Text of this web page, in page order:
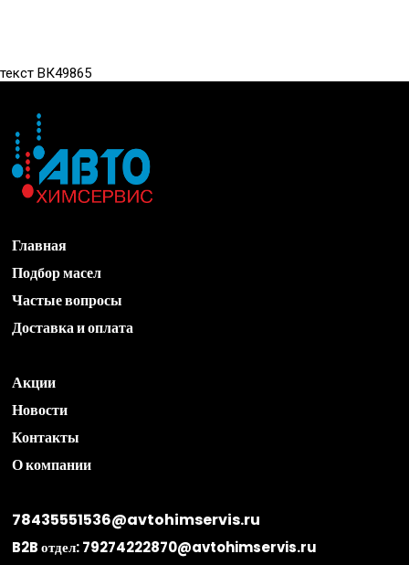
текст ВК49865
Главная
Подбор масел
Частые вопросы
Доставка и оплата
Акции
Новости
Контакты
О компании
78435551536@avtohimservis.ru
B2B отдел:79274222870@avtohimservis.ru